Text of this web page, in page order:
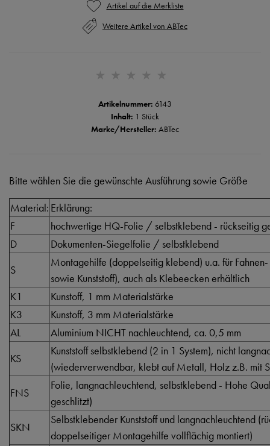
Artikelnummer: 6143
Inhalt: 1 Stück
Marke/Hersteller: ABTec
Weitere Artikel von ABTec
Bitte wählen Sie die gewünschte Ausführung sowie Größe
Material: Erklärung:
F
hochwertige HQ-Folie / selbstklebend - rückseitig
D
Dokumenten-Siegelfolie / selbstklebend
S
Montagehilfe (doppelseitig klebend) u.a. für
sowie Kunststoff), auch als Klebeecken erhältlich
K1
Kunstoff, 1 mm Materialstärke
K3
Kunstoff, 3 mm Materialstärke
AL
Aluminium NICHT nachleuchtend, ca. 0,5 mm
KS
Kunststoff selbstklebend (2 in 1 System), nicht
(wiederverwendbar, klebt auf Metall, Holz z.B. mit
FNS
Folie, langnachleuchtend, selbstklebend - Hohe
geschlitzt)
SKN
Selbstklebender Kunststoff und langnachleuchtend
doppelseitiger Montagehilfe vollflächig montiert)